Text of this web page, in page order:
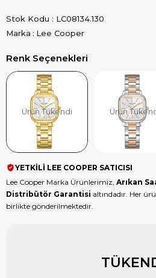
Stok Kodu
LC08134.130
Marka : Lee Cooper
Renk Seçenekleri
Ürün Tükendi Ürün
YETKİLİ LEE COOPER SATICISI
Lee Cooper Marka Ürünlerimiz, Arıkan
Distribütör Garantisi altındadır. Her
birlikte gönderilmektedir.